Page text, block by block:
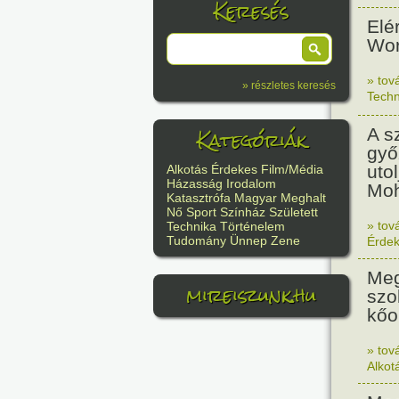
Keresés
» részletes keresés
Kategóriák
Alkotás Érdekes Film/Média
Házasság Irodalom
Katasztrófa Magyar Meghalt
Nő Sport Színház Született
Technika Történelem
Tudomány Ünnep Zene
mireiszunk.hu
»
A
»
»